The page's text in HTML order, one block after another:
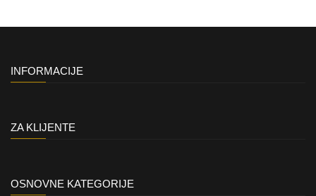
INFORMACIJE
ZA KLIJENTE
OSNOVNE KATEGORIJE